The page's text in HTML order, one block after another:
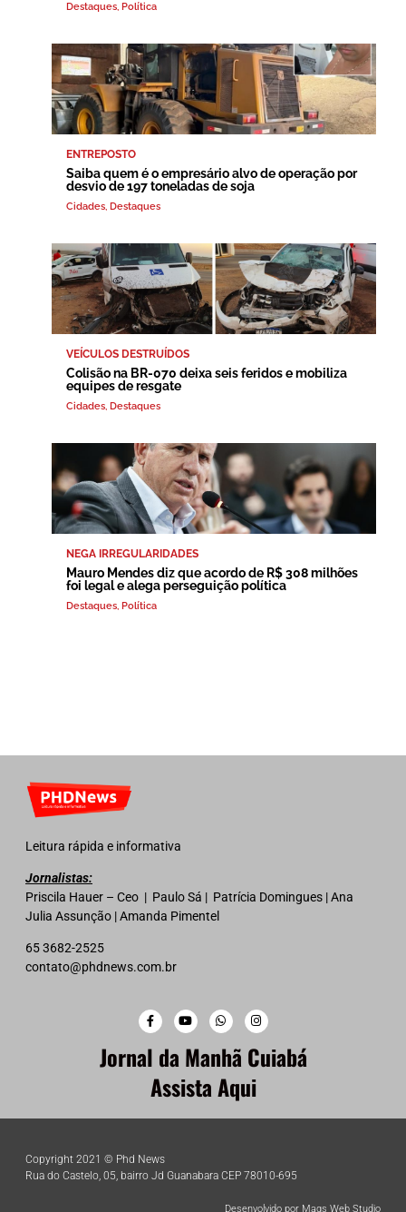
Destaques, Política
ENTREPOSTO
Saiba quem é o empresário alvo de operação por
desvio de 197 toneladas de soja
Cidades, Destaques
VEÍCULOS DESTRUÍDOS
Colisão na BR-070 deixa seis feridos e mobiliza
equipes de resgate
Cidades, Destaques
NEGA IRREGULARIDADES
Mauro Mendes diz que acordo de R$ 308 milhões
foi legal e alega perseguição política
Destaques, Política
Leitura rápida e informativa
Jornalistas:
Priscila Hauer – Ceo | Paulo Sá | Patrícia Domingues | Ana
Julia Assunção | Amanda Pimentel
65 3682-2525
contato@phdnews.com.br
Jornal da Manhã Cuiabá
Assista Aqui
Copyright 2021 © Phd News
Rua do Castelo, 05, bairro Jd Guanabara CEP 78010-695
Desenvolvido por Mags Web Studio